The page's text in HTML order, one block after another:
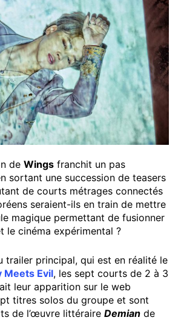
de Wings franchit un pas
sortant une succession de teasers
de courts métrages connectés
seraient-ils en train de mettre
magique permettant de fusionner
le cinéma expérimental ?
trailer principal, qui est en réalité le
Meets Evil, les sept courts de 2 à 3
leur apparition sur le web
titres solos du groupe et sont
de l’œuvre littéraire Demian de